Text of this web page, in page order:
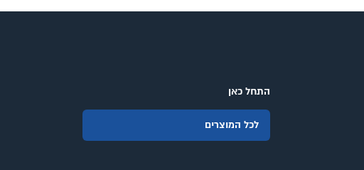
התחל כאן
לכל המוצרים